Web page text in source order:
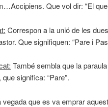
Que vol dir: “El que
Correspon a la unió de les
Que signifiquen: “Pare i
També sembla que la
que significa: “Pare”.
vegada que es va emprar